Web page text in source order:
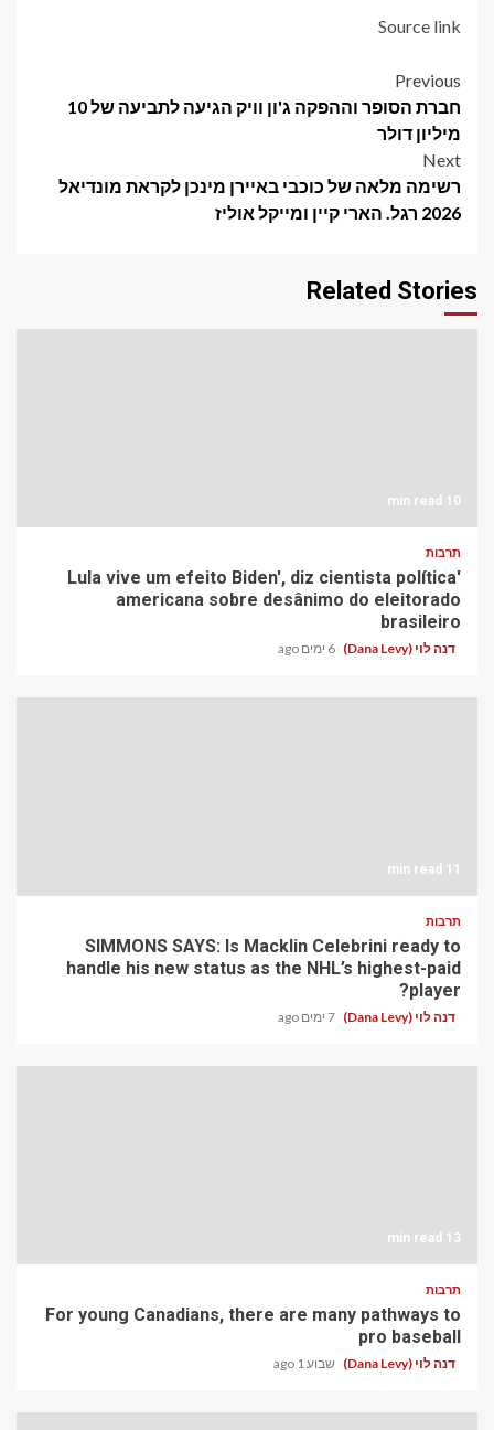
Source link
Post
navigation
Previous
חברת הסופר וההפקה ג'ון וויק הגיעה לתביעה של 10
מיליון דולר
Next
רשימה מלאה של כוכבי באיירן מינכן לקראת מונדיאל
2026 רגל. הארי קיין ומייקל אוליז
Related Stories
10 min read
תרבות
'Lula vive um efeito Biden', diz cientista política
americana sobre desânimo do eleitorado
brasileiro
דנה לוי (Dana Levy) 6 ימים ago
11 min read
תרבות
SIMMONS SAYS: Is Macklin Celebrini ready to
handle his new status as the NHL’s highest-paid
player?
דנה לוי (Dana Levy) 7 ימים ago
13 min read
תרבות
For young Canadians, there are many pathways to
pro baseball
דנה לוי (Dana Levy) שבוע 1 ago